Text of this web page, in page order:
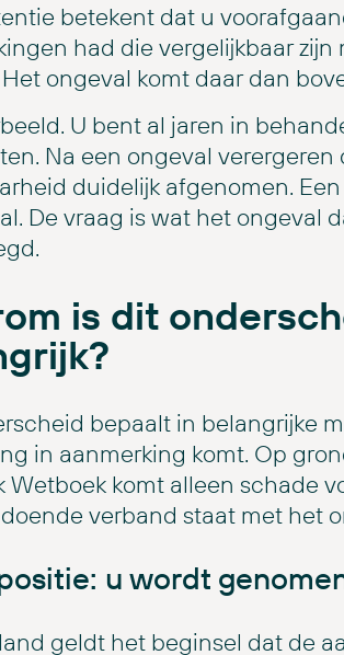
betekent dat u
had die vergelijkbaar
ongeval komt daar dan
U bent al jaren in
Na een ongeval verergeren
duidelijk afgenomen.
De vraag is wat het ongeval
is dit
bepaalt in belangrijke
in aanmerking komt. Op
Wetboek komt alleen schade
verband staat met het
u wordt
geldt het beginsel dat de